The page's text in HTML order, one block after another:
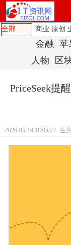
全部 商业 原创
金融 苹
人物
区
PriceSeek提
2026-05-19 18:05:27 生